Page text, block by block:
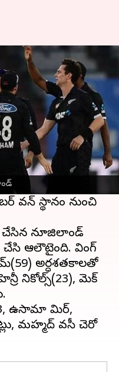
తేడాతో
11:56 am
పాకిస్తాన్
దీంతో వన్డేలో సిరీస్
ఈ ఓటమితో
వన్ స్థానం నుంచి
న్యూజిలాండ్
చేసి ఆలౌటైంది. వింగ్
అర్ధశతకాలతో
నికోల్స్(23), మెక్
ఉసామా మిర్,
మహ్మద్ వసీ చెరో